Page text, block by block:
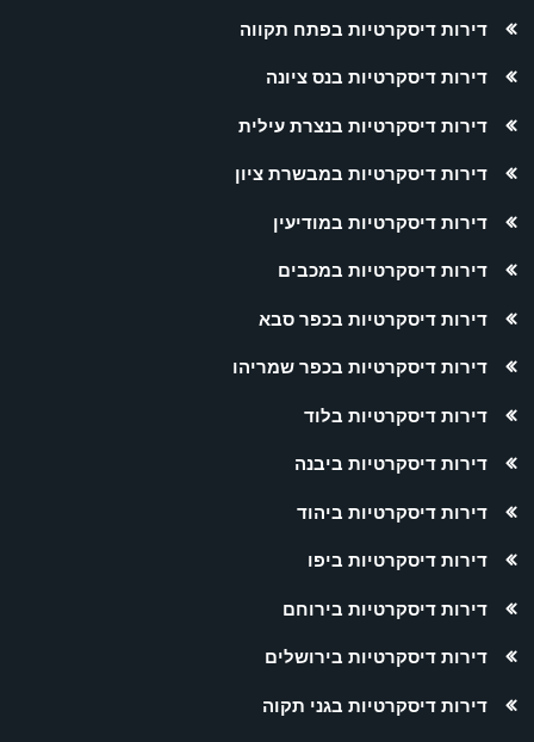
דירות דיסקרטיות בפתח תקווה
דירות דיסקרטיות בנס ציונה
דירות דיסקרטיות בנצרת עילית
דירות דיסקרטיות במבשרת ציון
דירות דיסקרטיות במודיעין
דירות דיסקרטיות במכבים
דירות דיסקרטיות בכפר סבא
דירות דיסקרטיות בכפר שמריהו
דירות דיסקרטיות בלוד
דירות דיסקרטיות ביבנה
דירות דיסקרטיות ביהוד
דירות דיסקרטיות ביפו
דירות דיסקרטיות בירוחם
דירות דיסקרטיות בירושלים
דירות דיסקרטיות בגני תקוה